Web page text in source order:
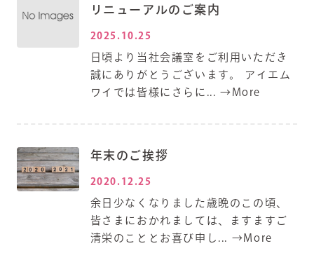
リニューアルのご案内
2025.10.25
日頃より当社会議室をご利用いただき
誠にありがとうございます。 アイエム
ワイでは皆様にさらに...→More
年末のご挨拶
2020.12.25
余日少なくなりました歳晩のこの頃、
皆さまにおかれましては、ますますご
清栄のこととお喜び申し... →More